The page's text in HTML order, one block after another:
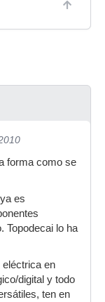
forma como se
es
Topodecai lo ha
eléctrica en
digital y todo
ten en